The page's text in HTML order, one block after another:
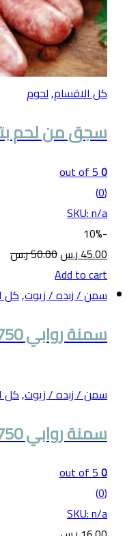
كل الاقسام,لحوم
سجق من لحم
0
out of 5
(0)
SKU: n/a
-
10%
45.00ر.س50.00ر.س
Add to cart
سمن / زبده / زيوت,كل
سمنة روابي 750 جرام
سمن / زبده / زيوت,كل
سمنة روابي 750 جرام
0
out of 5
(0)
SKU: n/a